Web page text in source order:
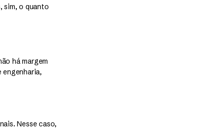
sim, o quanto
há margem
engenharia,
Nesse caso,